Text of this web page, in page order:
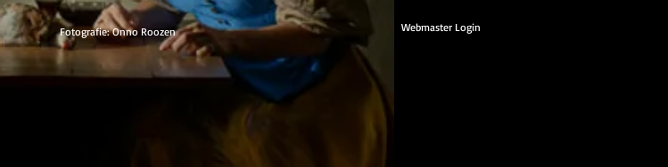
Fotografie: Onno Roozen Webmaster Login